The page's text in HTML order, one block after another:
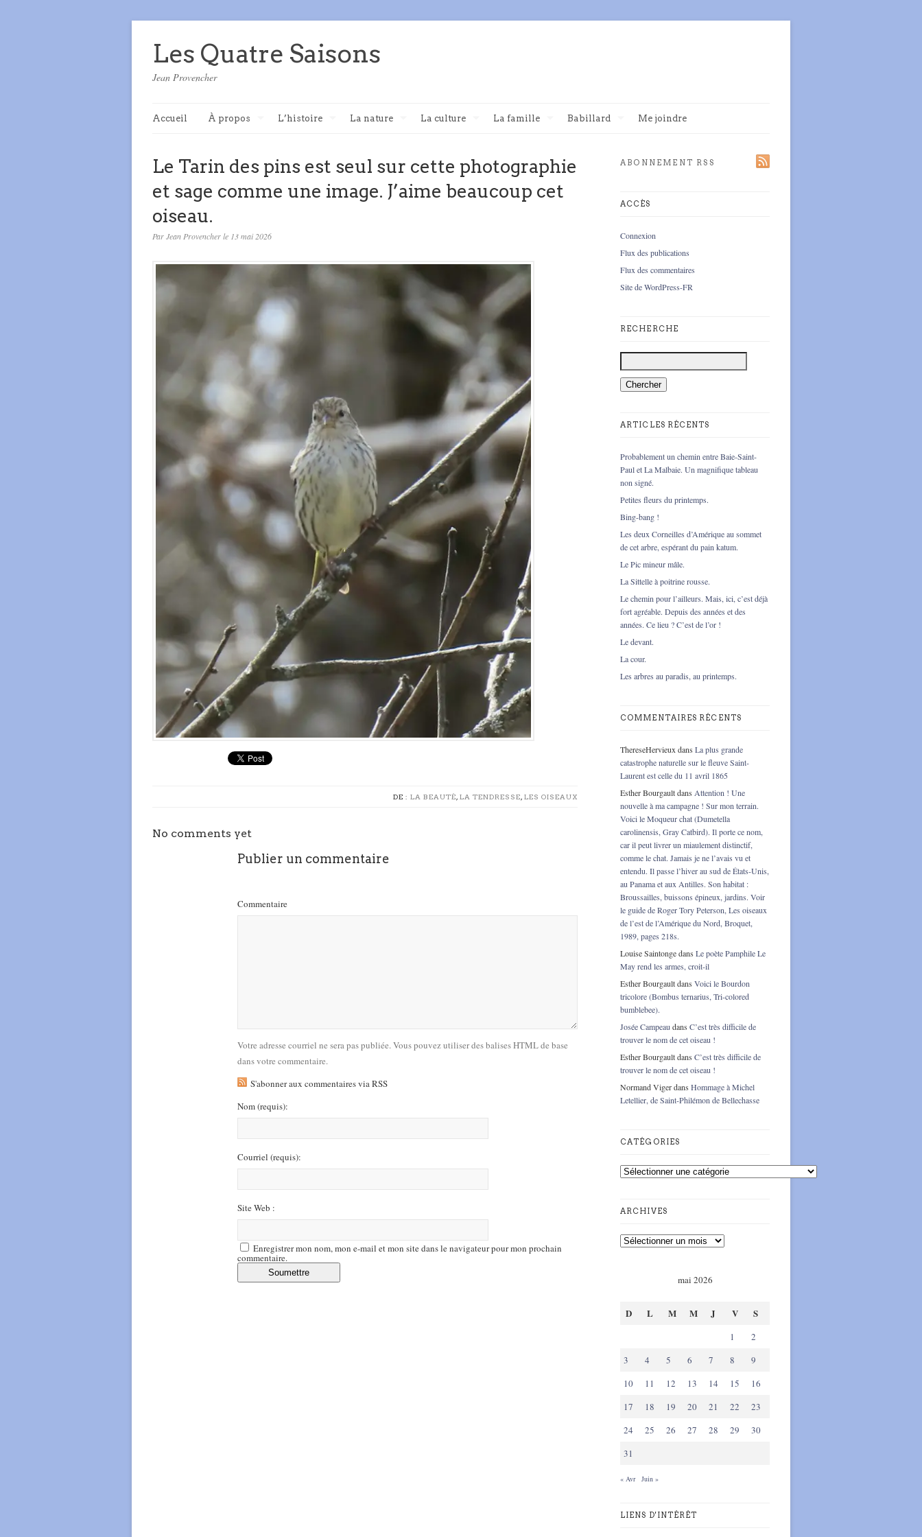
Les Quatre Saisons
Jean Provencher
Accueil À propos L’histoire La nature La culture La famille Babillard Me joindre
Le Tarin des pins est seul sur cette photographie
et sage comme une image. J’aime beaucoup cet
oiseau.
Par Jean Provencher le 13 mai 2026
DE : LA BEAUTÉ, LA TENDRESSE, LES OISEAUX
No comments yet
Publier un commentaire
Commentaire
Votre adresse courriel ne sera pas publiée. Vous pouvez utiliser des balises HTML de base
dans votre commentaire.
S'abonner aux commentaires via RSS
Nom(requis):
Courriel (requis):
Site Web :
Enregistrer mon nom, mon e-mail et mon site dans le navigateur pour mon prochain
commentaire.
ABONNEMENT RSS
ACCÈS
Connexion
Flux des publications
Flux des commentaires
Site de WordPress-FR
RECHERCHE
ARTICLES RÉCENTS
Probablement un chemin entre Baie-Saint-
Paul et La Malbaie. Un magnifique tableau
non signé.
Petites fleurs du printemps.
Bing-bang !
Les deux Corneilles d’Amérique au sommet
de cet arbre, espérant du pain katum.
Le Pic mineur mâle.
La Sittelle à poitrine rousse.
Le chemin pour l’ailleurs. Mais, ici, c’est déjà
fort agréable. Depuis des années et des
années. Ce lieu ? C’est de l’or !
Le devant.
La cour.
Les arbres au paradis, au printemps.
COMMENTAIRES RÉCENTS
ThereseHervieux dans La plus grande
catastrophe naturelle sur le fleuve Saint-
Laurent est celle du 11 avril 1865
Esther Bourgaultdans Attention ! Une
nouvelle à ma campagne ! Sur mon terrain.
Voici le Moqueur chat (Dumetella
carolinensis, Gray Catbird). Il porte ce nom,
car il peut livrer un miaulement distinctif,
comme le chat. Jamais je ne l’avais vu et
entendu. Il passe l’hiver au sud de États-Unis,
au Panama et aux Antilles. Son habitat :
Broussailles, buissons épineux, jardins. Voir
le guide de Roger Tory Peterson, Les oiseaux
de l’est de l’Amérique du Nord, Broquet,
1989, pages 218s.
Louise Saintongedans Le poète Pamphile Le
May rend les armes, croit-il
Esther Bourgaultdans Voici le Bourdon
tricolore (Bombus ternarius, Tri-colored
bumblebee).
Josée Campeau dans C’est très difficile de
trouver le nom de cet oiseau !
Esther Bourgaultdans C’est très difficile de
trouver le nom de cet oiseau !
Normand Vigerdans Hommage à Michel
Letellier, de Saint-Philémon de Bellechasse
CATÉGORIES
ARCHIVES
mai 2026
D L M M J V S
1
2
3
4 5 6 7 8
9
10
11 12 13 14 15
16
17
18 19 20 21 22
23
24
25 26 27 28 29
30
31
« Avr Juin »
LIENS D'INTÉRÊT